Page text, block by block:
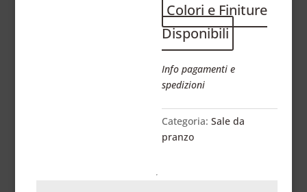
Colori e Finiture
Disponibili
Info pagamenti e
spedizioni
Categoria:Sale da
pranzo